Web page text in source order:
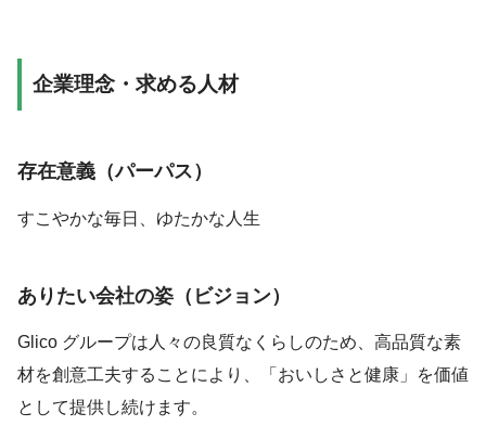
企業理念・求める人材
存在意義（パーパス）
すこやかな毎日、ゆたかな人生
ありたい会社の姿（ビジョン）
Glico グループは⼈々の良質なくらしのため、高品質な素
材を創意工夫することにより、「おいしさと健康」を価値
として提供し続けます。